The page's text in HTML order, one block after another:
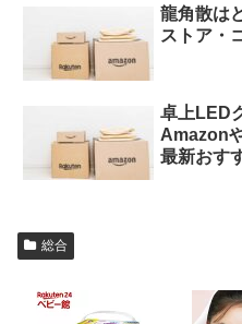
龍角散は
ストア・
卓上LED
Amazon
最新おす
総合